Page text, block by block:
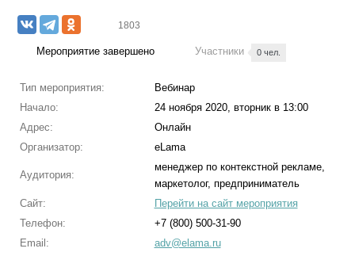
1803
Мероприятие завершено Участники 0 чел.
Тип мероприятия:
Вебинар
Начало:
24 ноября 2020, вторник в 13:00
Адрес:
Онлайн
Организатор:
eLama
Аудитория:
менеджер по контекстной рекламе,
маркетолог, предприниматель
Сайт:
Перейти на сайт мероприятия
Телефон:
+7 (800) 500-31-90
Email:
adv@elama.ru